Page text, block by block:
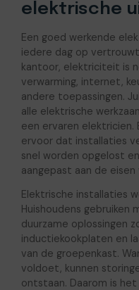
elektrische
Een goed werkende
iedere dag op
kantoor, elektriciteit is
verwarming, internet,
andere toepassingen.
alle elektrische
een ervaren elektricien.
ervoor dat installaties
snel worden opgelost
aangepast aan de
Elektrische installaties
Huishoudens gebruiken
duurzame oplossingen
inductiekookplaten en
van de groepenkast.
voldoet, kunnen
ontstaan. Daarom is